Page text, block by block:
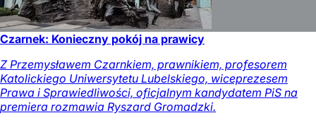
Czarnek: Konieczny pokój na prawicy
Z Przemysławem Czarnkiem, prawnikiem, profesorem
Katolickiego Uniwersytetu Lubelskiego, wiceprezesem
Prawa i Sprawiedliwości, oficjalnym kandydatem PiS na
premiera rozmawia Ryszard Gromadzki.